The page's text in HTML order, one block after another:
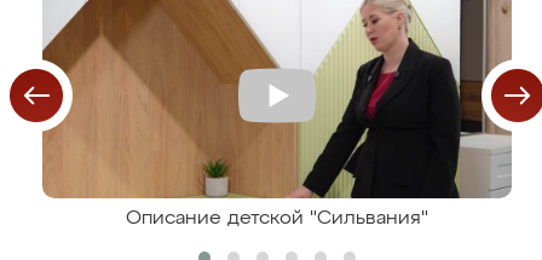
Описание детской "Сильвания"